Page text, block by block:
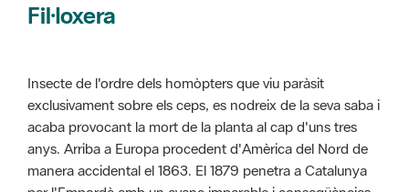
Fil·loxera
Insecte de l'ordre dels homòpters que viu paràsit
exclusivament sobre els ceps, es nodreix de la seva saba i
acaba provocant la mort de la planta al cap d'uns tres
anys. Arriba a Europa procedent d'Amèrica del Nord de
manera accidental el 1863. El 1879 penetra a Catalunya